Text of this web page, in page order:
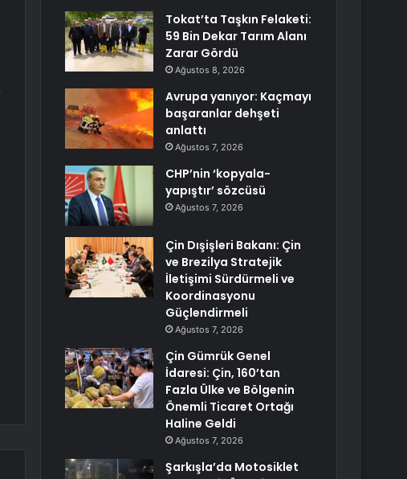
Tokat’ta Taşkın Felaketi:
59 Bin Dekar Tarım Alanı
Zarar Gördü
Ağustos 8, 2026
Avrupa yanıyor: Kaçmayı
başaranlar dehşeti
anlattı
Ağustos 7, 2026
CHP’nin ‘kopyala-
yapıştır’ sözcüsü
Ağustos 7, 2026
Çin Dışişleri Bakanı: Çin
ve Brezilya Stratejik
İletişimi Sürdürmeli ve
Koordinasyonu
Güçlendirmeli
Ağustos 7, 2026
Çin Gümrük Genel
İdaresi: Çin, 160’tan
Fazla Ülke ve Bölgenin
Önemli Ticaret Ortağı
Haline Geldi
Ağustos 7, 2026
Şarkışla’da Motosiklet